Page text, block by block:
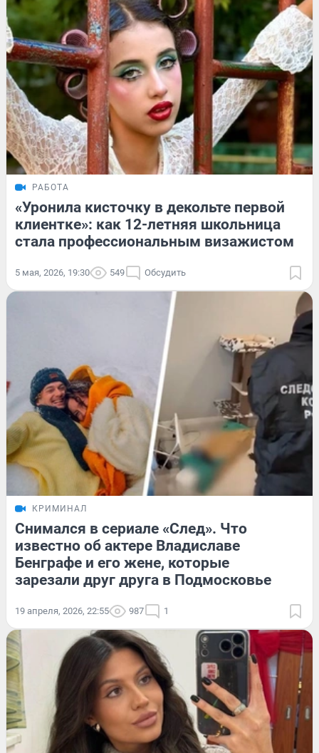
РАБОТА
«Уронила кисточку в декольте первой
клиентке»: как 12-летняя школьница
стала профессиональным визажистом
5 мая, 2026, 19:30 549 Обсудить
КРИМИНАЛ
Снимался в сериале «След». Что
известно об актере Владиславе
Бенграфе и его жене, которые
зарезали друг друга в Подмосковье
19 апреля, 2026, 22:55 987 1